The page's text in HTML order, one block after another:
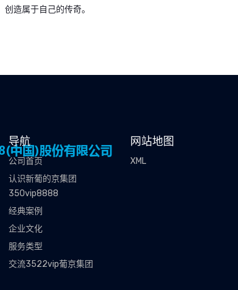
造属于自己的传奇。
导航
公司首页
认识新葡的京集团
350vip8888
经典案例
企业文化
服务类型
交流3522vip葡京集团
网站地图
XML